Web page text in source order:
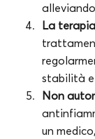
La
stabilità
Non
un